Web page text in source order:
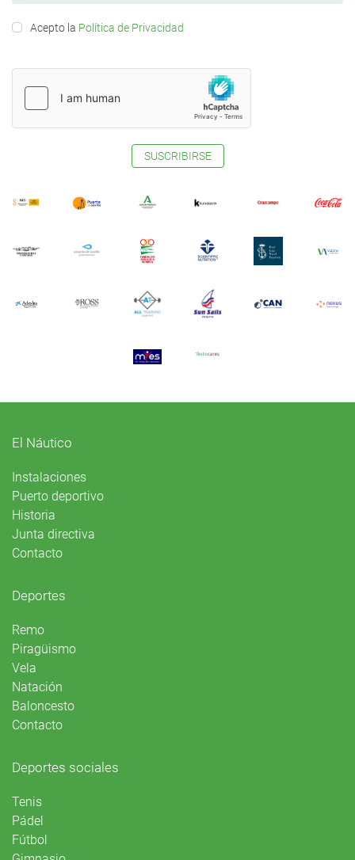
Acepto la Política de Privacidad
SUSCRIBIRSE
El Náutico
Instalaciones
Puerto deportivo
Historia
Junta directiva
Contacto
Deportes
Remo
Piragüismo
Vela
Natación
Baloncesto
Contacto
Deportes sociales
Tenis
Pádel
Fútbol